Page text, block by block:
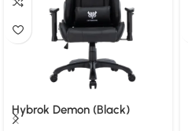
Hybrok Demon (Black)